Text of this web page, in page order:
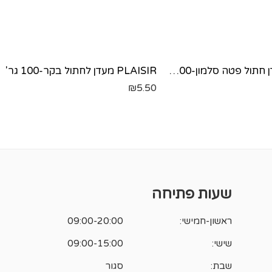
סימבה מעדן חתול פטה סלמון-100 גר'
PLAISIR מעדן לחתול בקר-100 גר'
₪5.50
שעות פתיחה
ראשון-חמישי: 09:00-20:00
שישי: 09:00-15:00
שבת: סגור